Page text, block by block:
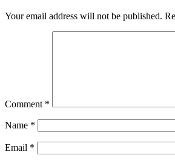
Your email address will not be published.
Comment *
Name *
Email *